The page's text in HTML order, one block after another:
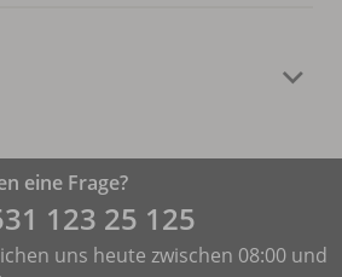
eine Frage?
­123 25 125
uns heute zwischen 08:00 und